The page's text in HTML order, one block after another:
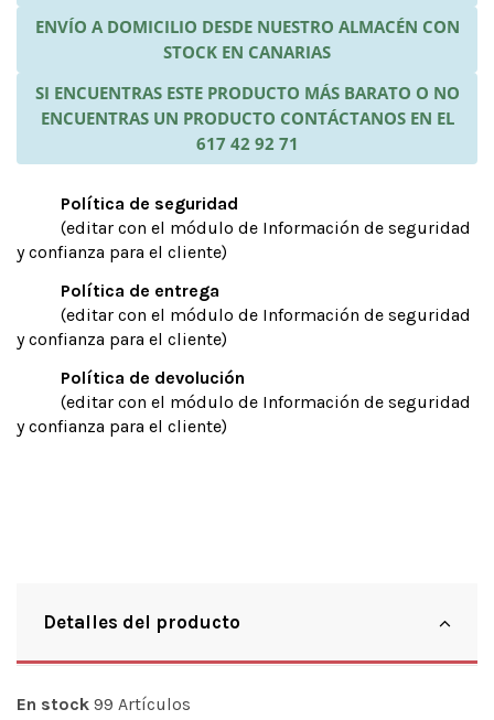
ENVÍO A DOMICILIO DESDE NUESTRO ALMACÉN CON
STOCK EN CANARIAS
SI ENCUENTRAS ESTE PRODUCTO MÁS BARATO O NO
ENCUENTRAS UN PRODUCTO CONTÁCTANOS EN EL
617 42 92 71
Política de seguridad
(editar con el módulo de Información de seguridad
y confianza para el cliente)
Política de entrega
(editar con el módulo de Información de seguridad
y confianza para el cliente)
Política de devolución
(editar con el módulo de Información de seguridad
y confianza para el cliente)
Detalles del producto
En stock 99 Artículos